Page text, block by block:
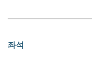
좌석